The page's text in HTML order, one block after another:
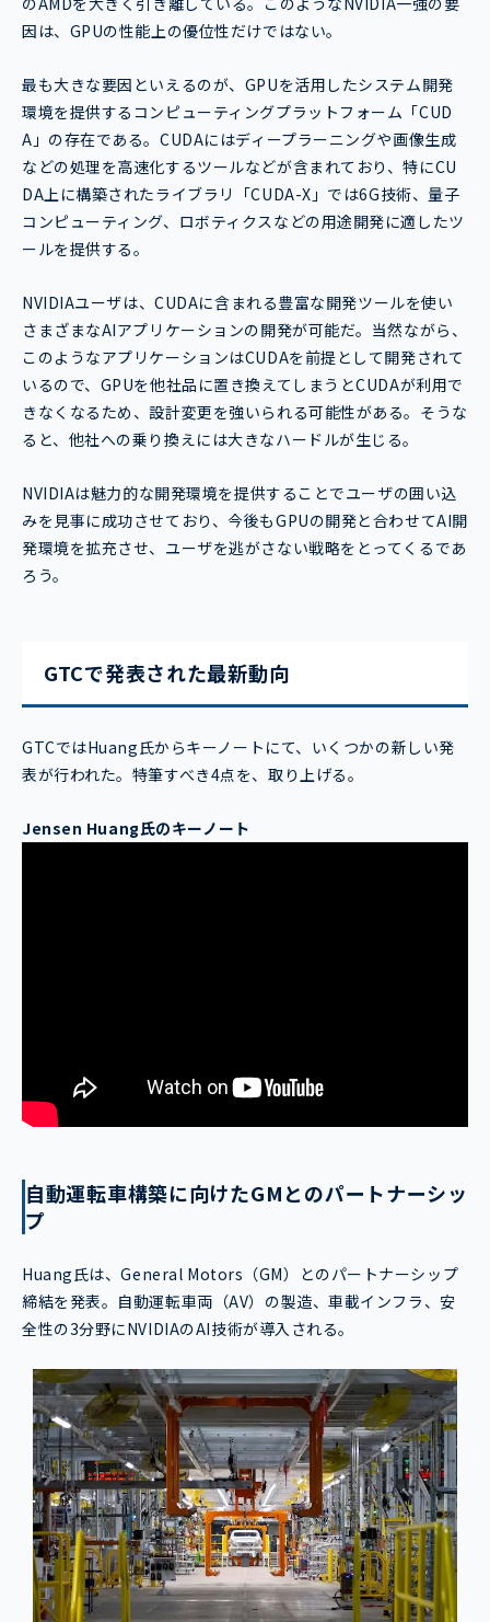
因は、GPUの性能上の優位性だけではない。
最も大きな要因といえるのが、GPUを活用したシステム開発
環境を提供するコンピューティングプラットフォーム「CUD
A」の存在である。CUDAにはディープラーニングや画像生成
などの処理を高速化するツールなどが含まれており、特にCU
DA上に構築されたライブラリ「CUDA-X」では6G技術、量子
コンピューティング、ロボティクスなどの用途開発に適したツ
ールを提供する。
NVIDIAユーザは、CUDAに含まれる豊富な開発ツールを使い
さまざまなAIアプリケーションの開発が可能だ。当然ながら、
このようなアプリケーションはCUDAを前提として開発されて
いるので、GPUを他社品に置き換えてしまうとCUDAが利用で
きなくなるため、設計変更を強いられる可能性がある。そうな
ると、他社への乗り換えには大きなハードルが生じる。
NVIDIAは魅力的な開発環境を提供することでユーザの囲い込
みを見事に成功させており、今後もGPUの開発と合わせてAI開
発環境を拡充させ、ユーザを逃がさない戦略をとってくるであ
ろう。
GTCで発表された最新動向
GTCではHuang氏からキーノートにて、いくつかの新しい発
表が行われた。特筆すべき4点を、取り上げる。
Jensen Huang氏のキーノート
自動運転車構築に向けたGMとのパートナーシッ
プ
Huang氏は、General Motors（GM）とのパートナーシップ
締結を発表。自動運転車両（AV）の製造、車載インフラ、安
全性の3分野にNVIDIAのAI技術が導入される。